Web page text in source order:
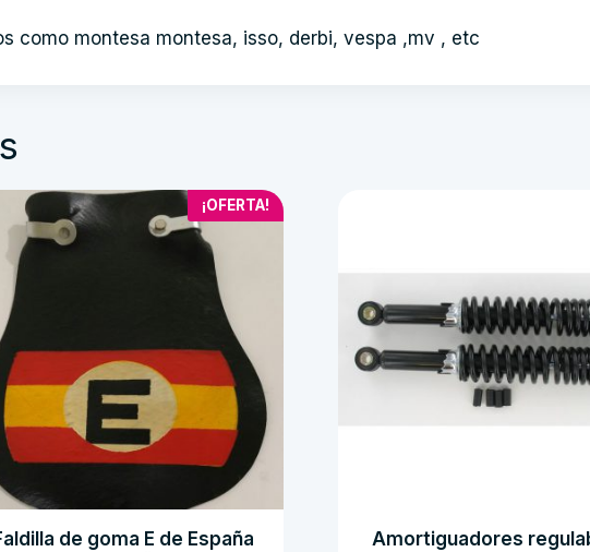
como montesa montesa, isso, derbi, vespa ,mv , etc
¡OFERTA!
de goma E de España
Amortiguadores